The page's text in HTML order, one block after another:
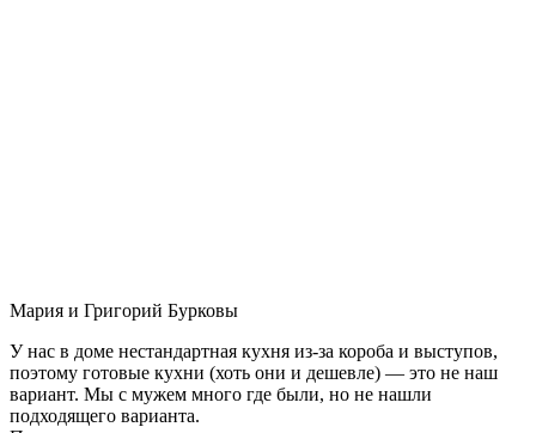
Мария и Григорий Бурковы
У нас в доме нестандартная кухня из-за короба и выступов,
поэтому готовые кухни (хоть они и дешевле) — это не наш
вариант. Мы с мужем много где были, но не нашли
подходящего варианта.